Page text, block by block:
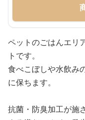
ペットのごはんエリ
トです。
食べこぼしや水飲み
に保ちます。
抗菌・防臭加工が施